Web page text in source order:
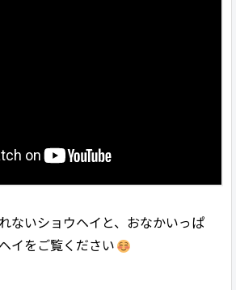
ないショウヘイと、おなかいっぱ
イをご覧ください